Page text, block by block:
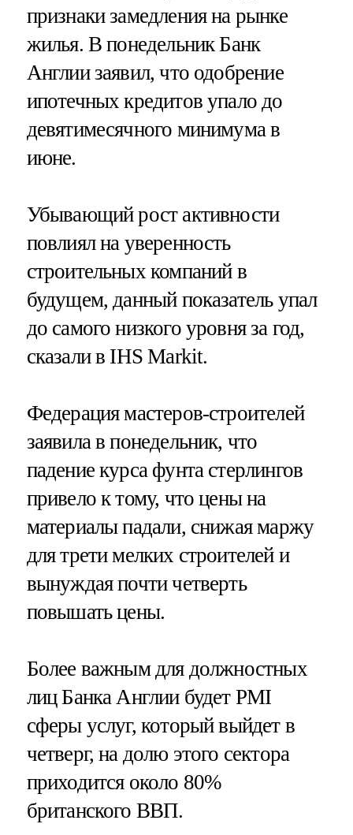
признаки замедления на рынке
жилья. В понедельник Банк
Англии заявил, что одобрение
ипотечных кредитов упало до
девятимесячного минимума в
июне.
Убывающий рост активности
повлиял на уверенность
строительных компаний в
будущем, данный показатель упал
до самого низкого уровня за год,
сказали в IHS Markit.
Федерация мастеров-строителей
заявила в понедельник, что
падение курса фунта стерлингов
привело к тому, что цены на
материалы падали, снижая маржу
для трети мелких строителей и
вынуждая почти четверть
повышать цены.
Более важным для должностных
лиц Банка Англии будет PMI
сферы услуг, который выйдет в
четверг, на долю этого сектора
приходится около 80%
британского ВВП.